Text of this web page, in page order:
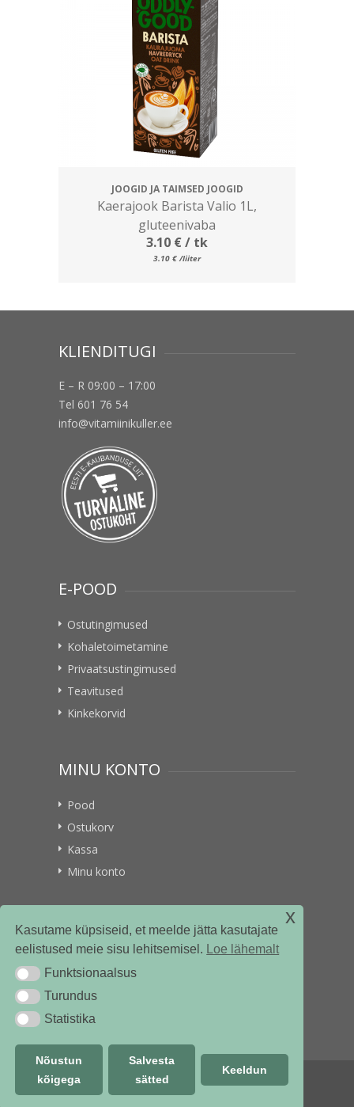
Kasutame küpsiseid, et meelde jätta kasutajate
eelistused meie sisu lehitsemisel. Loe lähemalt
Funktsionaalsus
Funktsionaalsus
TurundusTurundus
StatistikaStatistika
Nõustun
kõigega
Salvesta
sätted
Keeldun
x
JOOGID JA TAIMSED JOOGID
Kaerajook Barista Valio 1L,
gluteenivaba
3.10 €/ tk
3.10 € /liiter
KLIENDITUGI
E – R 09:00 – 17:00
Tel 601 76 54
info@vitamiinikuller.ee
E-POOD
Ostutingimused
Kohaletoimetamine
Privaatsustingimused
Teavitused
Kinkekorvid
MINU KONTO
Pood
Ostukorv
Kassa
Minu konto
VITAMIINIKULLER.EE
© vitamiinikuller.ee 2018